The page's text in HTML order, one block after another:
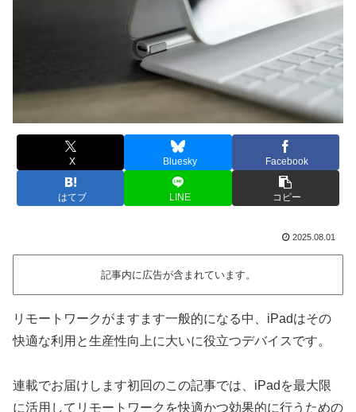
X Bluesky Facebook
はてブ LINE コピー
2025.08.01
記事内に広告が含まれています。
リモートワークがますます一般的になる中、iPadはその
快適な利用と生産性向上に大いに役立つデバイスです。
連載でお届けします初回のこの記事では、iPadを最大限
に活用してリモートワークを快適かつ効果的に行うための